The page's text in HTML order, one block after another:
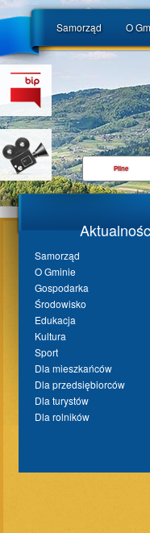
Samorząd O
Pilne
Samorząd
O Gminie
Gospodarka
Środowisko
Edukacja
Kultura
Sport
Dla mieszkańców
Dla przedsiębiorców
Dla turystów
Dla rolników